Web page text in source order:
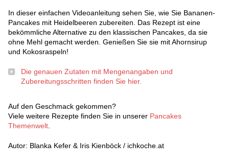
In dieser einfachen Videoanleitung sehen Sie, wie Sie Bananen-
Pancakes mit Heidelbeeren zubereiten. Das Rezept ist eine
bekömmliche Alternative zu den klassischen Pancakes, da sie
ohne Mehl gemacht werden. Genießen Sie sie mit Ahornsirup
und Kokosraspeln!
Die genauen Zutaten mit Mengenangaben und
Zubereitungsschritten finden Sie hier.
Auf den Geschmack gekommen?
Viele weitere Rezepte finden Sie in unserer Pancakes
Themenwelt.
Autor: Blanka Kefer & Iris Kienböck / ichkoche.at